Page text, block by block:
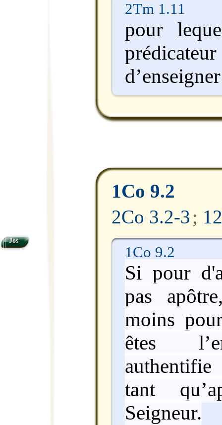
2Tm 1.11
pour
1Co 9.2
2Co 3.2-3;
1Co 9.2
Si pour
pas
moins
êtes
tant
Seigneur.
Jos